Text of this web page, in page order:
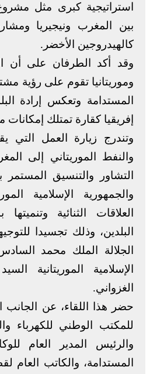
استراتيجية كبرى مثل
بين المغرب ونيجيريا
كالهيدروجين الأخضر.
وقد أكد الطرفان على أن
وموريتانيا تقوم على رؤية
المستدامة وتعكس إرادة
إفريقيا كقارة تمتلك إمكانات
وتندرج زيارة العمل التي
والنفط الموريتاني إلى
التشاور والتنسيق المستمر
والجمهورية الإسلامية
العلاقات الثنائية
البلدين، وذلك تجسيدا
الجلالة الملك محمد
الإسلامية الموريتانية
الغزواني.
حضر هذا اللقاء، عن الجانب
للمكتب الوطني للكهرباء
والرئيس المدير العام
المستدامة، والكاتب العام